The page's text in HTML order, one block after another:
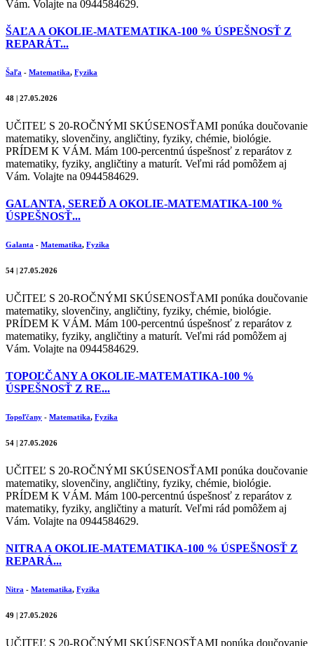
Vám. Volajte na 0944584629.
ŠAĽA A OKOLIE-MATEMATIKA-100 % ÚSPEŠNOSŤ Z
REPARÁT...
Šaľa - Matematika, Fyzika
48 | 27.05.2026
UČITEĽ S 20-ROČNÝMI SKÚSENOSŤAMI ponúka doučovanie
matematiky, slovenčiny, angličtiny, fyziky, chémie, biológie.
PRÍDEM K VÁM. Mám 100-percentnú úspešnosť z reparátov z
matematiky, fyziky, angličtiny a maturít. Veľmi rád pomôžem aj
Vám. Volajte na 0944584629.
GALANTA, SEREĎ A OKOLIE-MATEMATIKA-100 %
ÚSPEŠNOSŤ...
Galanta - Matematika, Fyzika
54 | 27.05.2026
UČITEĽ S 20-ROČNÝMI SKÚSENOSŤAMI ponúka doučovanie
matematiky, slovenčiny, angličtiny, fyziky, chémie, biológie.
PRÍDEM K VÁM. Mám 100-percentnú úspešnosť z reparátov z
matematiky, fyziky, angličtiny a maturít. Veľmi rád pomôžem aj
Vám. Volajte na 0944584629.
TOPOĽČANY A OKOLIE-MATEMATIKA-100 %
ÚSPEŠNOSŤ Z RE...
Topoľčany - Matematika, Fyzika
54 | 27.05.2026
UČITEĽ S 20-ROČNÝMI SKÚSENOSŤAMI ponúka doučovanie
matematiky, slovenčiny, angličtiny, fyziky, chémie, biológie.
PRÍDEM K VÁM. Mám 100-percentnú úspešnosť z reparátov z
matematiky, fyziky, angličtiny a maturít. Veľmi rád pomôžem aj
Vám. Volajte na 0944584629.
NITRA A OKOLIE-MATEMATIKA-100 % ÚSPEŠNOSŤ Z
REPARÁ...
Nitra - Matematika, Fyzika
49 | 27.05.2026
UČITEĽ S 20-ROČNÝMI SKÚSENOSŤAMI ponúka doučovanie